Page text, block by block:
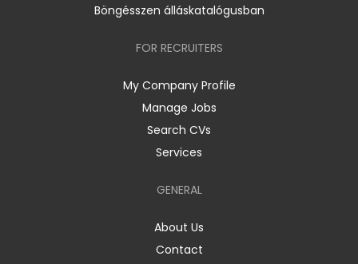
Böngésszen álláskatalógusban
FOR RECRUITERS
My Company Profile
Manage Jobs
Search CVs
Services
GENERAL
About Us
Contact